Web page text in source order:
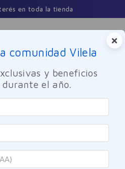
en toda la tienda
×
comunidad Vilela
y beneficios
durante el año.